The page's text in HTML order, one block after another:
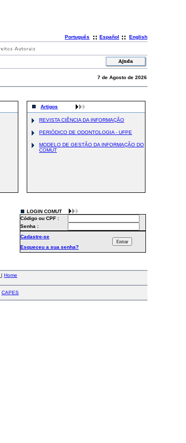
Português :: Español :: English
7 de Agosto de 2026
Artigos
REVISTA CIÊNCIA DA INFORMAÇÃO
PERIÓDICO DE ODONTOLOGIA - UFPE
MODELO DE GESTÃO DA INFORMAÇÃO DO
COMUT
LOGIN COMUT
Código ou CPF :
Senha :
Cadastre-se
Esqueceu a sua senha?
| Home
CAPES